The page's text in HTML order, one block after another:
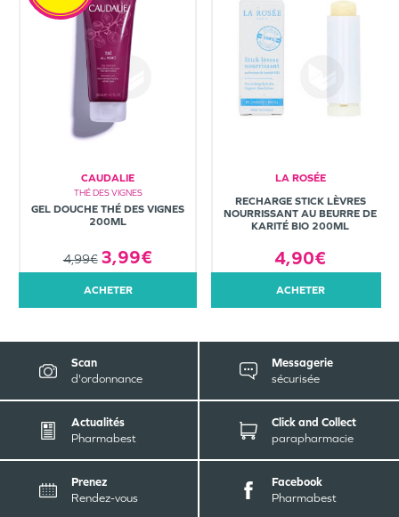
CAUDALIE
THÉ DES VIGNES
GEL DOUCHE THÉ DES VIGNES
200ML
4,99€ 3,99€
ACHETER
LA ROSÉE
RECHARGE STICK LÈVRES
NOURRISSANT AU BEURRE DE
KARITÉ BIO 200ML
4,90€
ACHETER
Scan
d'ordonnance
Messagerie
sécurisée
Actualités
Pharmabest
Click and Collect
parapharmacie
Prenez
Rendez-vous
Facebook
Pharmabest